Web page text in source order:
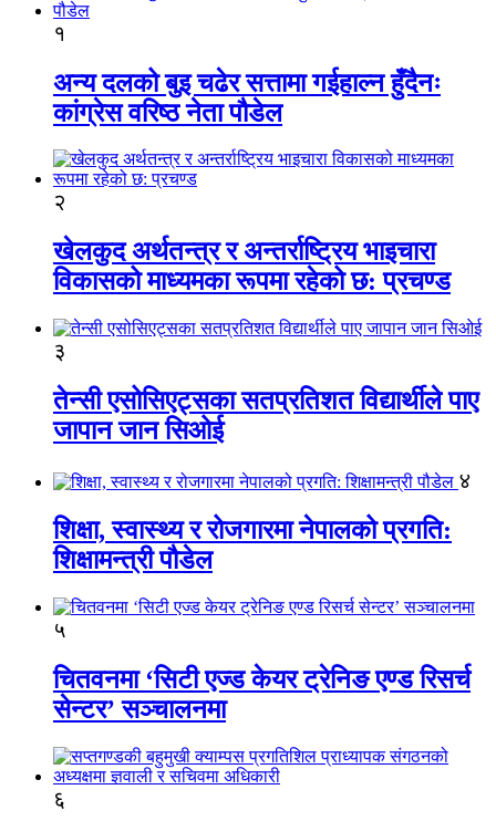
१
अन्य दलको बुइ चढेर सत्तामा गईहाल्न हुँदैनः
कांग्रेस वरिष्ठ नेता पौडेल
२
खेलकुद अर्थतन्त्र र अन्तर्राष्ट्रिय भाइचारा
विकासको माध्यमका रूपमा रहेको छ: प्रचण्ड
३
तेन्सी एसोसिएट्सका सतप्रतिशत विद्यार्थीले पाए
जापान जान सिओई
४
शिक्षा, स्वास्थ्य र रोजगारमा नेपालको प्रगति:
शिक्षामन्त्री पौडेल
५
चितवनमा ‘सिटी एज्ड केयर ट्रेनिङ एण्ड रिसर्च
सेन्टर’ सञ्चालनमा
६